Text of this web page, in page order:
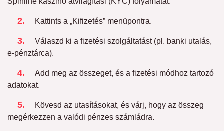
Kattints a „Kifizetés” menüpontra.
Válaszd ki a fizetési szolgáltatást (pl. banki utalás,
e-pénztárca).
Add meg az összeget, és a fizetési módhoz tartozó
adatokat.
Kövesd az utasításokat, és várj, hogy az összeg
megérkezzen a valódi pénzes számládra.